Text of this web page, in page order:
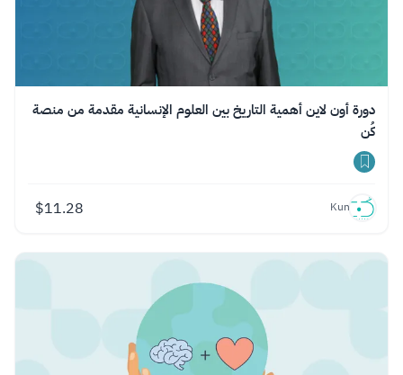
دورة أون لاين أهمية التاريخ بين العلوم الإنسانية مقدمة من منصة
كُن
Kun
$11.28